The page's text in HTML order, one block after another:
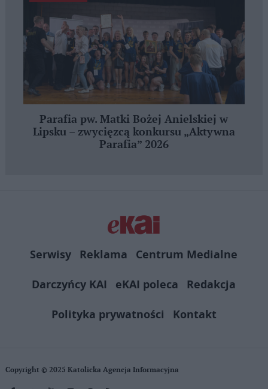
Parafia pw. Matki Bożej Anielskiej w
Lipsku – zwycięzcą konkursu „Aktywna
Parafia” 2026
Serwisy Reklama
Centrum Medialne
Darczyńcy KAI
eKAI poleca
Redakcja
Polityka prywatności
Kontakt
Copyright © 2025 Katolicka Agencja Informacyjna